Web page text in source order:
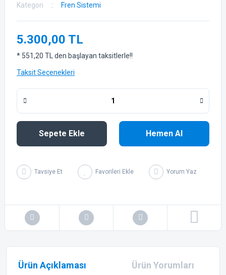
Kategori Fren Sistemi
5.300,00 TL
* 551,20 TL den başlayan taksitlerle!!
Taksit Seçenekleri
Sepete Ekle Hemen Al
Tavsiye Et Yorum Yaz
Ürün Açıklaması Ürün Yorumları